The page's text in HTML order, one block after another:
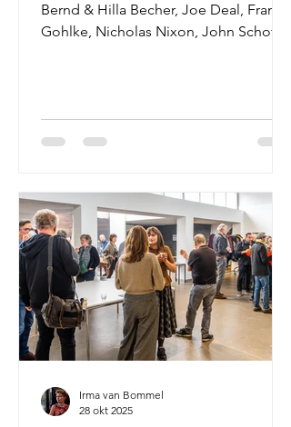
Bernd & Hilla Becher, Joe Deal, Frank
Gohlke, Nicholas Nixon, John Schott,
Mack, Joby Ellis 2009 (3 de ed. 2013)
Boek van de maand december 2025
De titel New Topographics verwijst
naar New Topographics: Photographs
of a Man-Altered Landscape , een s
Irma van Bommel
28 okt 2025